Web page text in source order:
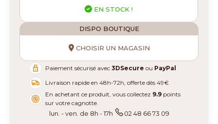
EN STOCK !
DISPO BOUTIQUE
CHOISIR UN MAGASIN
Paiement sécurisé avec3DSecure ou PayPal
Livraison rapide en 48h-72h, offerte dès 49€
En achetant ce produit, vous collectez 9.9 points
sur votre cagnotte.
lun. - ven. de 8h - 17h 02 48 66 73 09